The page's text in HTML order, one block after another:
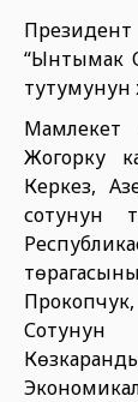
“Ынтымак
тутумунун
Мамлекет
Жогорку
Керкез,
сотунун